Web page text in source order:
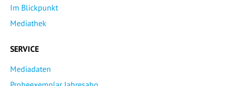
Im Blickpunkt
Mediathek
SERVICE
Mediadaten